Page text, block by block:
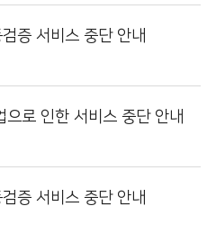
증 서비스 중단 안내
으로 인한 서비스 중단 안내
증 서비스 중단 안내